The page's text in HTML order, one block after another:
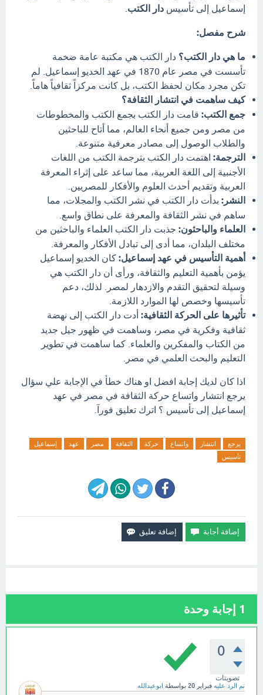
إسماعيل إلى تأسيس دار الكتب
شرح مفصل:
ما هي دار الكتب؟ دار الكتب هي مكتبة عامة ضخمة
تأسست في مصر عام 1870 في عهد الخديو إسماعيل. لم
تكن مجرد مكان لحفظ الكتب، بل كانت مركزاً ثقافياً هاماً.
كيف ساهمت في انتشار الثقافة؟
جمع الكتب: قامت دار الكتب بجمع الكتب والمخطوطات
من مصر ومن جميع أنحاء العالم، مما أتاح للباحثين
والطلاب الوصول إلى مصادر معرفية متنوعة.
الترجمة: اهتمت دار الكتب بترجمة الكتب من اللغات
الأجنبية إلى اللغة العربية، مما ساعد على إثراء المعرفة
العربية وتقديم أحدث العلوم والأفكار للمصريين.
النشر: بدأت دار الكتب في نشر الكتب والمجلات، مما
ساهم في نشر الثقافة والمعرفة على نطاق واسع.
العلماء والباحثون: جذبت دار الكتب العلماء والباحثين من
مختلف البلدان، مما أدى إلى تبادل الأفكار والمعرفة.
أهمية التأسيس في عهد إسماعيل: كان الخديو إسماعيل
يؤمن بأهمية التعليم والثقافة، ورأى أن دار الكتب هي
وسيلة لتحقيق التقدم والازدهار لمصر. لذلك، دعم
تأسيسها وخصص لها الموارد اللازمة.
تأثيرها على الحركة الثقافية: أدت دار الكتب إلى نهضة
ثقافية وفكرية في مصر، وساهمت في ظهور جيل جديد
من الكتاب والمفكرين والعلماء. كما ساهمت في تطوير
التعليم والبحث العلمي في مصر.
اذا كان لديك إجابة افضل او هناك خطأ في الإجابة علي سؤال
يرجع انتشار واتساع حركة الثقافة في مصر في عهد
إسماعيل إلى تأسيس ؟ اترك تعليق فورآ.
يرجع انتشار واتساع حركة الثقافة مصر عهد
إسماعيل
تأسيس
1 إجابة وحدة
0
تصويتات
تم الرد عليه فبراير 20 بواسطة ابوعبدالله